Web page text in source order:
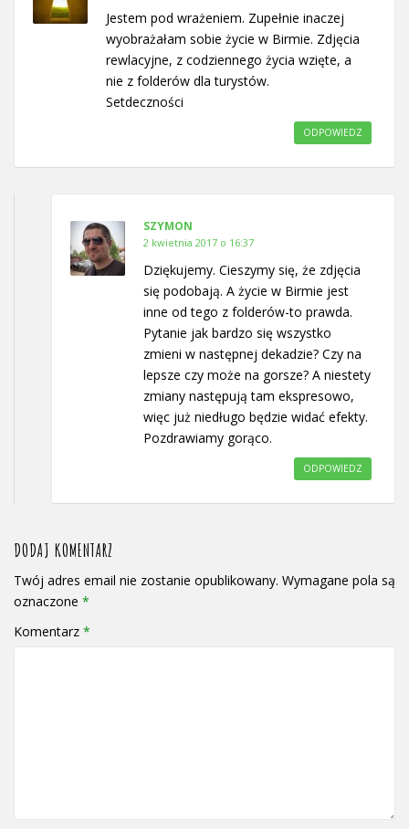
Jestem pod wrażeniem. Zupełnie inaczej
wyobrażałam sobie życie w Birmie. Zdjęcia
rewlacyjne, z codziennego życia wzięte, a
nie z folderów dla turystów.
Setdeczności
ODPOWIEDZ
SZYMON
2 kwietnia 2017 o 16:37
Dziękujemy. Cieszymy się, że zdjęcia
się podobają. A życie w Birmie jest
inne od tego z folderów-to prawda.
Pytanie jak bardzo się wszystko
zmieni w następnej dekadzie? Czy na
lepsze czy może na gorsze? A niestety
zmiany następują tam ekspresowo,
więc już niedługo będzie widać efekty.
Pozdrawiamy gorąco.
ODPOWIEDZ
DODAJ KOMENTARZ
Twój adres email nie zostanie opublikowany. Wymagane pola są
oznaczone *
Komentarz *